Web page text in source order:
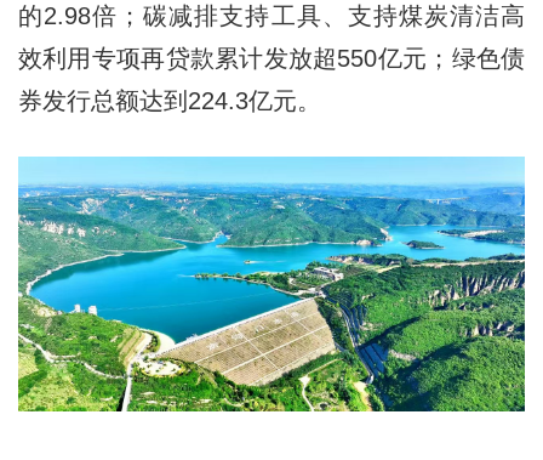
的2.98倍；碳减排支持工具、支持煤炭清洁高
效利用专项再贷款累计发放超550亿元；绿色债
券发行总额达到224.3亿元。